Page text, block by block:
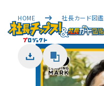
HOME 社長カード図鑑